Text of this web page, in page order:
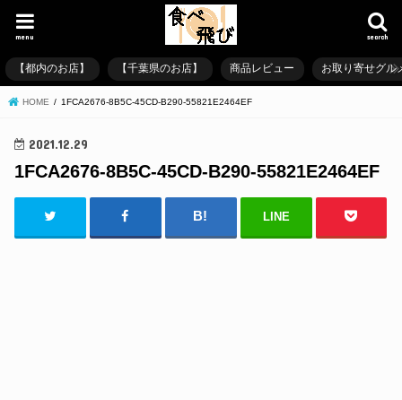
search
menu
【都内のお店】 【千葉県のお店】 商品レビュー お取り寄せグル
HOME 1FCA2676-8B5C-45CD-B290-55821E2464EF
2021.12.29
1FCA2676-8B5C-45CD-B290-55821E2464EF
LINE